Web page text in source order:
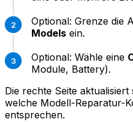
Optional: Grenze die
Models ein.
Optional: Wähle eine
Module, Battery).
Die rechte Seite
welche Modell-Reparatur-
entsprechen.